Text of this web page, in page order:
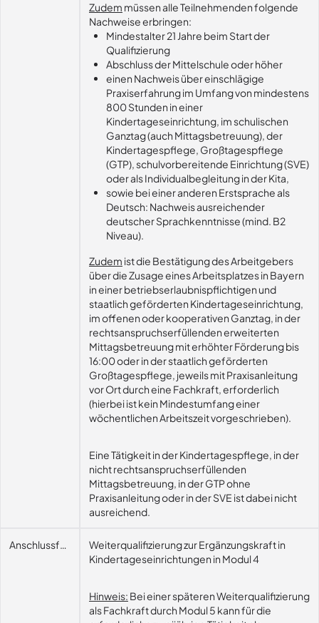
Zudem müssen alle Teilnehmenden folgende
Nachweise erbringen:
Mindestalter 21 Jahre beim Start der
Qualifizierung
Abschluss der Mittelschule oder höher
einen Nachweis über einschlägige
Praxiserfahrung im Umfang von mindestens
800 Stunden in einer
Kindertageseinrichtung, im schulischen
Ganztag (auch Mittagsbetreuung), der
Kindertagespflege, Großtagespflege
(GTP), schulvorbereitende Einrichtung (SVE)
oder als Individualbegleitung in der Kita,
sowie bei einer anderen Erstsprache als
Deutsch: Nachweis ausreichender
deutscher Sprachkenntnisse (mind. B2
Niveau).
Zudem ist die Bestätigung des Arbeitgebers
über die Zusage eines Arbeitsplatzes in Bayern
in einer betriebserlaubnispflichtigen und
staatlich geförderten Kindertageseinrichtung,
im offenen oder kooperativen Ganztag, in der
rechtsanspruchserfüllenden erweiterten
Mittagsbetreuung mit erhöhter Förderung bis
16:00 oder in der staatlich geförderten
Großtagespflege, jeweils mit Praxisanleitung
vor Ort durch eine Fachkraft, erforderlich
(hierbei ist kein Mindestumfang einer
wöchentlichen Arbeitszeit vorgeschrieben).
Eine Tätigkeit in der Kindertagespflege, in der
nicht rechtsanspruchserfüllenden
Mittagsbetreuung, in der GTP ohne
Praxisanleitung oder in der SVE ist dabei nicht
ausreichend.
AnschlussfähigkeitWeiterqualifizierung zur Ergänzungskraft in
Kindertageseinrichtungen in Modul 4
Hinweis: Bei einer späteren Weiterqualifizierung
als Fachkraft durch Modul 5 kann für die